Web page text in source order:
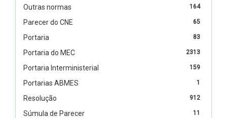
164
Outras normas
65
Parecer do CNE
83
Portaria
2313
Portaria do MEC
159
Portaria Interministerial
1
Portarias ABMES
912
Resolução
11
Súmula de Parecer